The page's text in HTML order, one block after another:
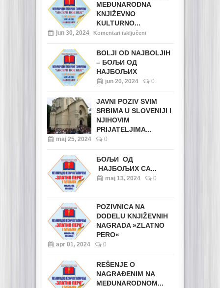
MEĐUNARODNA
KNJIŽEVNO
KULTURNO...
jun 30, 2024 Komentari isključeni
BOLJI OD NAJBOLJIH
– БОЉИ ОД
НАЈБОЉИХ
jun 20, 2024 0
JAVNI POZIV SVIM
SRBIMA U SLOVENIJI I
NJIHOVIM
PRIJATELJIMA...
maj 25, 2024 0
БОЉИ ОД
НАЈБОЉИХ СА...
maj 13, 2024 0
POZIVNICA NA
DODELU KNJIŽEVNIH
NAGRADA »ZLATNO
PERO«
apr 01, 2024 0
REŠENJE O
NAGRAĐENIM NA
MEĐUNARODNOM...